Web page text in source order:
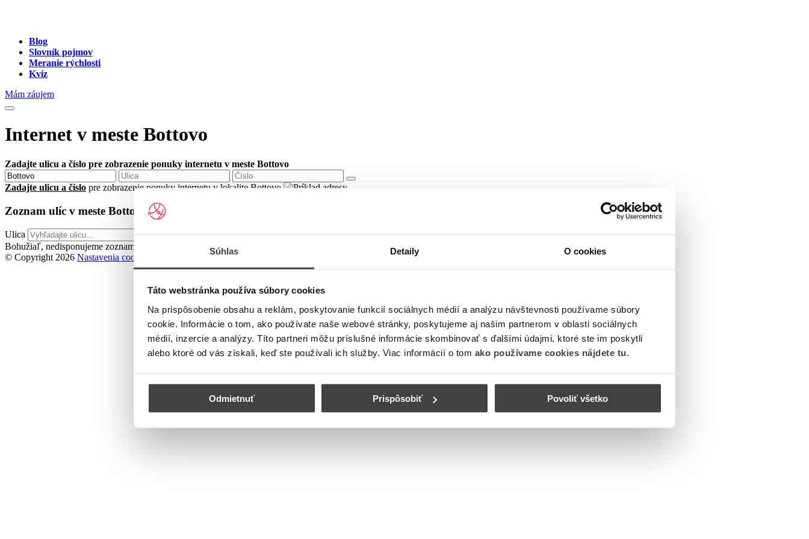
Súhlas Detaily O cookies
Táto webstránka používa súbory cookies
Na prispôsobenie obsahu a reklám, poskytovanie funkcií sociálnych médií a analýzu návštevnosti používame súbory
cookie. Informácie o tom, ako používate naše webové stránky, poskytujeme aj našim partnerom v oblasti sociálnych
médií, inzercie a analýzy. Títo partneri môžu príslušné informácie skombinovať s ďalšími údajmi, ktoré ste im poskytli
alebo ktoré od vás získali, keď ste používali ich služby. Viac informácií o tom ako používame cookies nájdete tu.
Odmietnuť Prispôsobiť Povoliť všetko
Blog
Slovník pojmov
Meranie rýchlosti
Kvíz
Mám záujem
Internet v meste Bottovo
Zadajte ulicu a číslo pre zobrazenie ponuky internetu v meste Bottovo
Zadajte ulicu a číslo pre zobrazenie ponuky internetu v lokalite Bottovo
Zoznam ulíc v meste Bottovo
Ulica
Bohužiaľ, nedisponujeme zoznamom dostupných ulíc v danom meste
© Copyright 2026 Nastavenia cookies